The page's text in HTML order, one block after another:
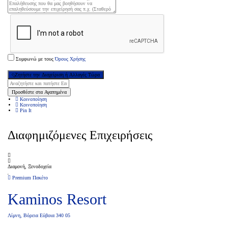
Συμφωνώ με τουςΌρους Χρήσης
Ζητήστε την Διαχείριση ή Αλλαγές Τώρα
Προσθέστε στα Αγαπημένα
Κοινοποίηση
Κοινοποίηση
Pin It
Διαφημιζόμενες Επιχειρήσεις
Διαμονή, Ξενοδοχεία
Premium Πακέτο
Kaminos Resort
Λίμνη, Βόρεια Εύβοια 340 05